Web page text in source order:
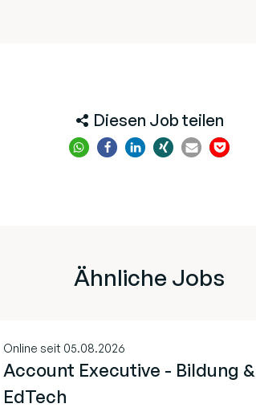
Diesen Job teilen
Ähnliche Jobs
Online seit 05.08.2026
Account Executive - Bildung &
EdTech